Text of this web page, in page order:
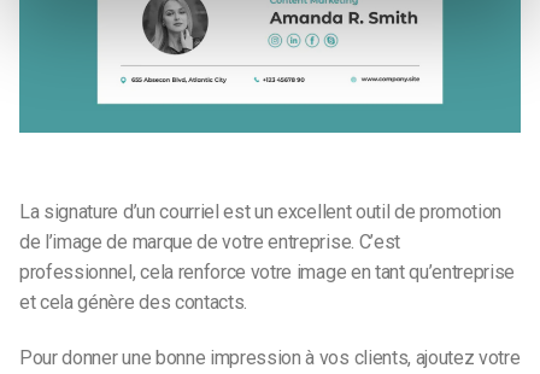
La signature d’un courriel est un excellent outil de promotion
de l’image de marque de votre entreprise. C’est
professionnel, cela renforce votre image en tant qu’entreprise
et cela génère des contacts.
Pour donner une bonne impression à vos clients, ajoutez votre